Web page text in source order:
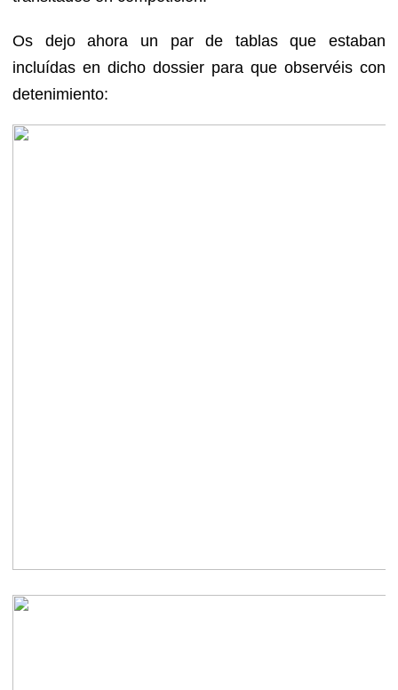
Os dejo ahora un par de tablas que estaban
incluídas en dicho dossier para que observéis con
detenimiento: